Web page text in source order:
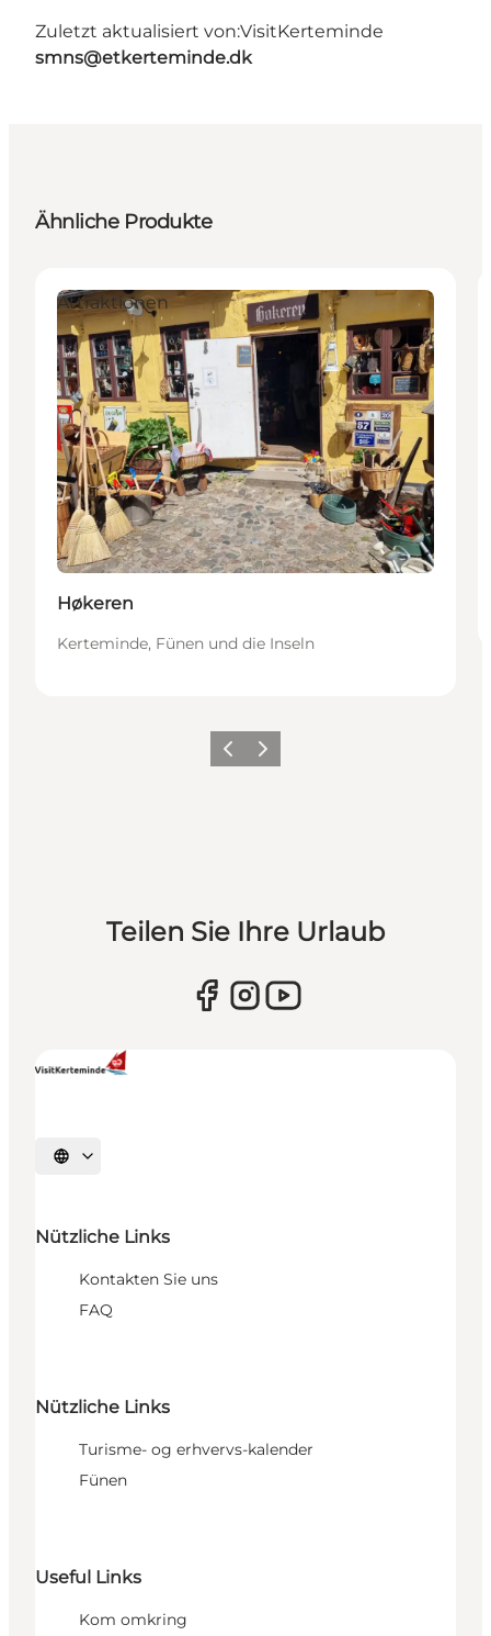
Zuletzt aktualisiert von:VisitKerteminde
smns@etkerteminde.dk
Ähnliche Produkte
Attraktionen
Høkeren
Kerteminde, Fünen und die Inseln
ZurückWeiter
Teilen Sie Ihre Urlaub
Sprache auswählen
Nützliche Links
Kontakten Sie uns
FAQ
Nützliche Links
Turisme- og erhvervs-kalender
Fünen
Useful Links
Kom omkring